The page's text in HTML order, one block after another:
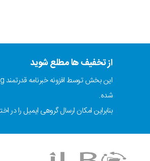
از تخفیف ها مطلع شوید
شده.
بنابراین امکان ارسال گروهی ایمیل را در